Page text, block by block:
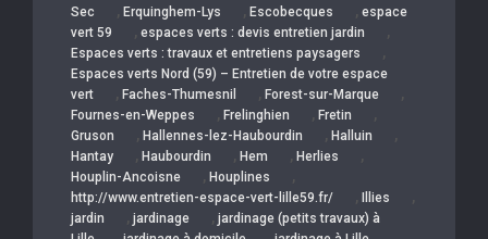
Sec
, Erquinghem-Lys , Escobecques , espace
vert 59
, espaces verts : devis entretien jardin ,
Espaces verts : travaux et entretiens paysagers ,
Espaces verts Nord (59) – Entretien de votre espace
vert
, Faches-Thumesnil , Forest-sur-Marque ,
Fournes-en-Weppes , Frelinghien , Fretin ,
Gruson , Hallennes-lez-Haubourdin , Halluin ,
Hantay , Haubourdin , Hem , Herlies ,
Houplin-Ancoisne , Houplines ,
http://www.entretien-espace-vert-lille59.fr/ , Illies ,
jardin , jardinage , jardinage (petits travaux) à